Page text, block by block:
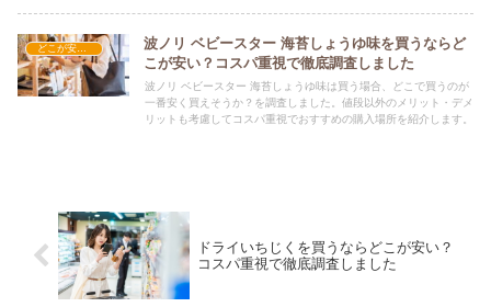
どこが安い？-お菓子・スイーツ・アイス
波ノリ ベビースター 海苔しょうゆ味を買うならど
こが安い？コスパ重視で徹底調査しました
波ノリ ベビースター 海苔しょうゆ味は買う場合、どこで買うのが
一番安く買えそうか？を調査しました。値段以外のメリット・デメ
リットも考慮してコスパ重視でおすすめの購入場所を紹介します。
ドライいちじくを買うならどこが安い？
コスパ重視で徹底調査しました